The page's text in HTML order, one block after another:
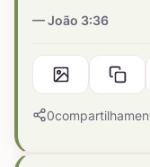
João 3:36
0